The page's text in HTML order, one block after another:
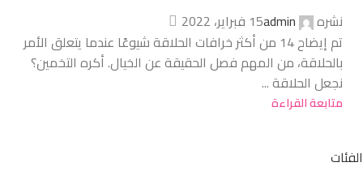
نشره admin15 فبراير، 2022
تم إيضاح 14 من أكثر خرافات الحلاقة شيوعًا عندما يتعلق الأمر
بالحلاقة، من المهم فصل الحقيقة عن الخيال. أكره التخمين؟
نجعل الحلاقة ...
متابعة القراءة
الفئات